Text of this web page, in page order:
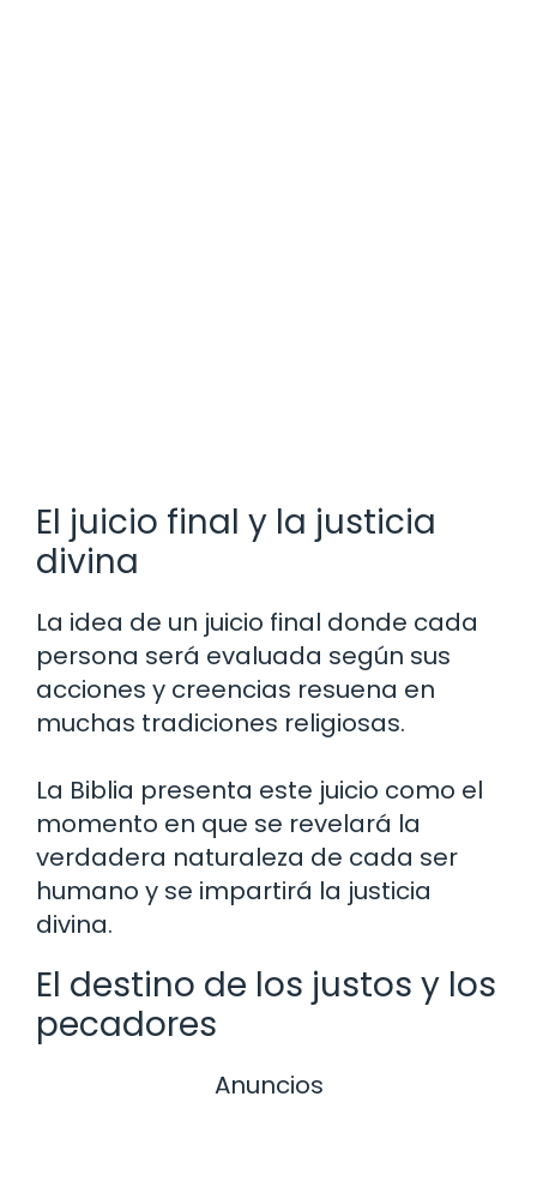
El juicio final y la justicia
divina
La idea de un juicio final donde cada
persona será evaluada según sus
acciones y creencias resuena en
muchas tradiciones religiosas.
La Biblia presenta este juicio como el
momento en que se revelará la
verdadera naturaleza de cada ser
humano y se impartirá la justicia
divina.
El destino de los justos y los
pecadores
Anuncios